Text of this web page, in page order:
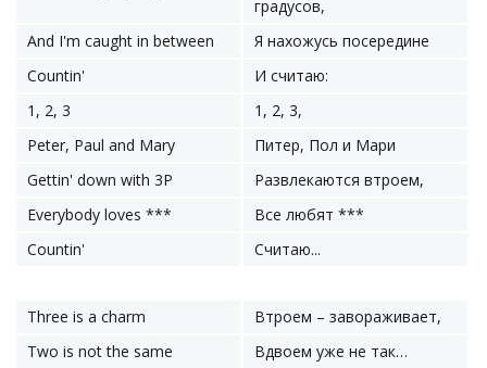
градусов,
And I'm caught in between
Я нахожусь посередине
Countin'
И считаю:
1, 2, 3
1, 2, 3,
Peter, Paul and Mary
Питер, Пол и Мари
Gettin' down with 3P
Развлекаются втроем,
Everybody loves ***
Все любят ***
Countin'
Считаю...
Three is a charm
Втроем – завораживает,
Two is not the same
Вдвоем уже не так…